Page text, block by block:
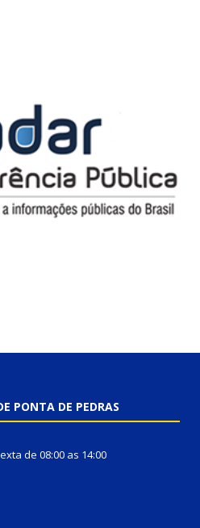
PONTA DE PEDRAS
de 08:00 as 14:00